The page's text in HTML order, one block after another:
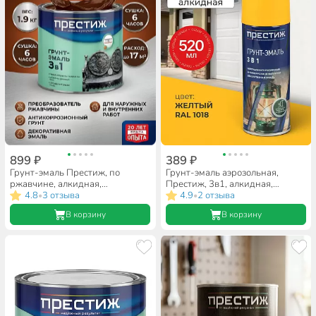
899 ₽
Грунт-эмаль Престиж, по
ржавчине, алкидная,
шоколадная, 1.9 кг
4.8•3 отзыва
В корзину
389 ₽
Грунт-эмаль аэрозольная,
Престиж, 3в1, алкидная,
желтая, RAL 1018, 520 мл,
0.425 кг
4.9•2 отзыва
В корзину